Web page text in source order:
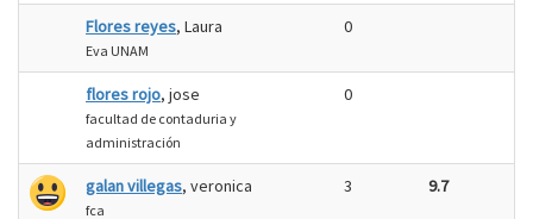
Flores reyes, Laura
Eva UNAM
0
flores rojo, jose
facultad de contaduria y
administración
0
galan villegas, veronica
fca
3 9.7